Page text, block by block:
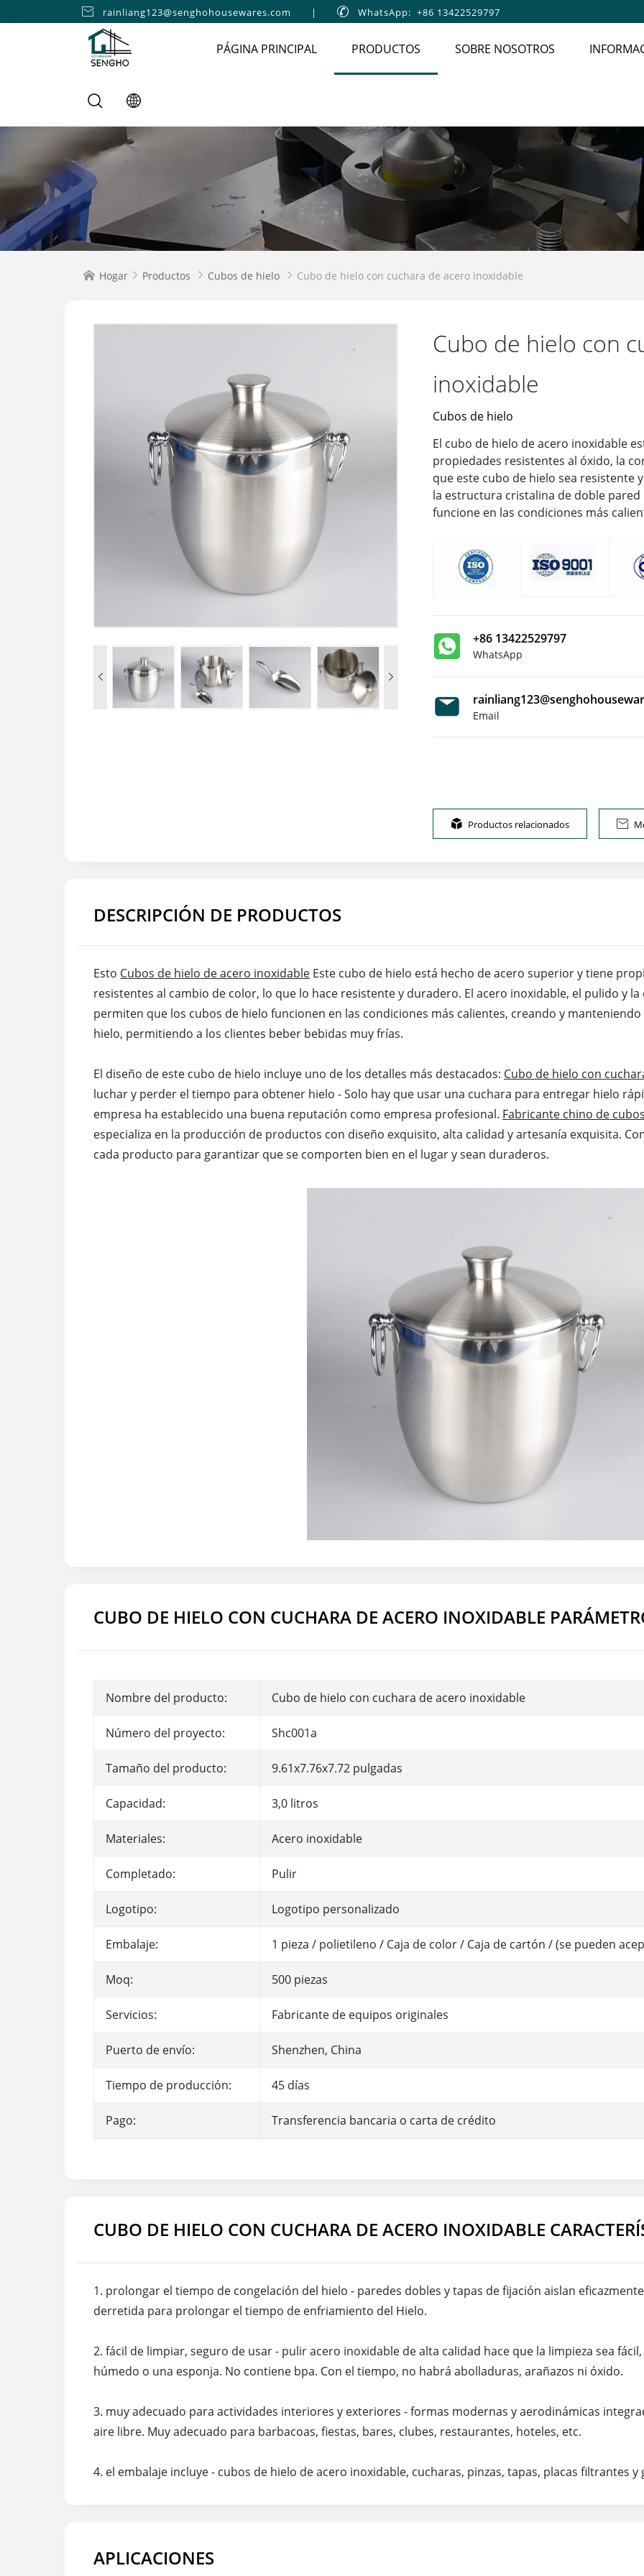
 rainliang123@senghohousewares.com |  WhatsApp: +86 13422529797
PÁGINA PRINCIPAL PRODUCTOS SOBRE NOSOTROS
 Hogar  Productos  Cubos de hielo  Cubo de hielo con cuchara de acero inoxidable
 
Cubo de hielo con
inoxidable
Cubos de hielo
El cubo de hielo de acero inoxidable
propiedades resistentes al óxido, la
que este cubo de hielo sea resistente
la estructura cristalina de doble
funcione en las condiciones más
+86 13422529797
WhatsApp
Email
 Productos relacionados 
DESCRIPCIÓN DE PRODUCTOS
Esto Cubos de hielo de acero inoxidable Este cubo de hielo está hecho de acero superior y tiene
resistentes al cambio de color, lo que lo hace resistente y duradero. El acero inoxidable, el pulido y
permiten que los cubos de hielo funcionen en las condiciones más calientes, creando y
hielo, permitiendo a los clientes beber bebidas muy frías.
El diseño de este cubo de hielo incluye uno de los detalles más destacados: Cubo de hielo con
luchar y perder el tiempo para obtener hielo - Solo hay que usar una cuchara para entregar hielo
empresa ha establecido una buena reputación como empresa profesional. Fabricante chino de
especializa en la producción de productos con diseño exquisito, alta calidad y artesanía exquisita.
cada producto para garantizar que se comporten bien en el lugar y sean duraderos.
CUBO DE HIELO CON CUCHARA DE ACERO INOXIDABLE
Nombre del producto: Cubo de hielo con cuchara de acero inoxidable
Número del proyecto: Shc001a
Tamaño del producto: 9.61x7.76x7.72 pulgadas
Capacidad: 3,0 litros
Materiales: Acero inoxidable
Completado: Pulir
Logotipo: Logotipo personalizado
Embalaje: 1 pieza / polietileno / Caja de color / Caja de cartón / (se pueden
Moq: 500 piezas
Servicios: Fabricante de equipos originales
Puerto de envío: Shenzhen, China
Tiempo de producción: 45 días
Pago: Transferencia bancaria o carta de crédito
CUBO DE HIELO CON CUCHARA DE ACERO INOXIDABLE
1. prolongar el tiempo de congelación del hielo - paredes dobles y tapas de fijación aislan
derretida para prolongar el tiempo de enfriamiento del Hielo.
2. fácil de limpiar, seguro de usar - pulir acero inoxidable de alta calidad hace que la limpieza sea
húmedo o una esponja. No contiene bpa. Con el tiempo, no habrá abolladuras, arañazos ni óxido.
3. muy adecuado para actividades interiores y exteriores - formas modernas y aerodinámicas
aire libre. Muy adecuado para barbacoas, fiestas, bares, clubes, restaurantes, hoteles, etc.
4. el embalaje incluye - cubos de hielo de acero inoxidable, cucharas, pinzas, tapas, placas filtrantes y
APLICACIONES